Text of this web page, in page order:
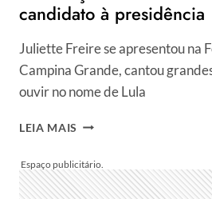
candidato à presidência
Juliette Freire se apresentou na
Campina Grande, cantou
ouvir no nome de Lula
LEIA MAIS JULIETTE
SHOW
DE